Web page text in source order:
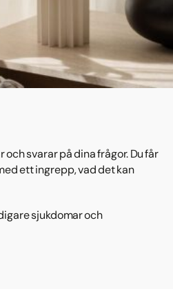
svarar på dina frågor. Du får
ett ingrepp, vad det kan
sjukdomar och